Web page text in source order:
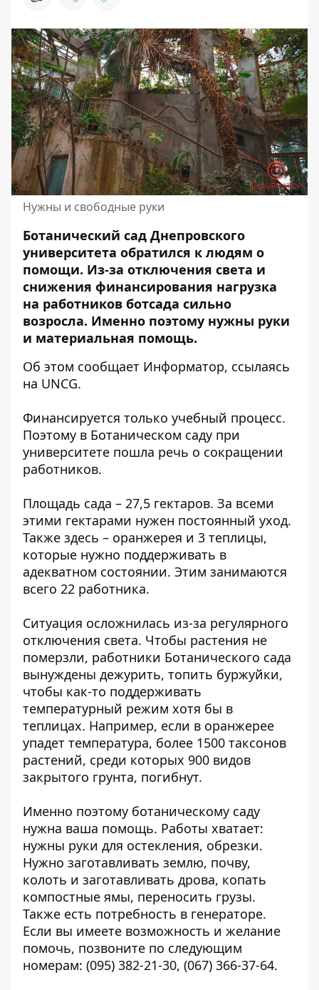
Нужны и свободные руки
Ботанический сад Днепровского
университета обратился к людям о
помощи. Из-за отключения света и
снижения финансирования нагрузка
на работников ботсада сильно
возросла. Именно поэтому нужны руки
и материальная помощь.
Об этом сообщает Информатор, ссылаясь
на UNCG.
Финансируется только учебный процесс.
Поэтому в Ботаническом саду при
университете пошла речь о сокращении
работников.
Площадь сада – 27,5 гектаров. За всеми
этими гектарами нужен постоянный уход.
Также здесь – оранжерея и 3 теплицы,
которые нужно поддерживать в
адекватном состоянии. Этим занимаются
всего 22 работника.
Ситуация осложнилась из-за регулярного
отключения света. Чтобы растения не
померзли, работники Ботанического сада
вынуждены дежурить, топить буржуйки,
чтобы как-то поддерживать
температурный режим хотя бы в
теплицах. Например, если в оранжерее
упадет температура, более 1500 таксонов
растений, среди которых 900 видов
закрытого грунта, погибнут.
Именно поэтому ботаническому саду
нужна ваша помощь. Работы хватает:
нужны руки для остекления, обрезки.
Нужно заготавливать землю, почву,
колоть и заготавливать дрова, копать
компостные ямы, переносить грузы.
Также есть потребность в генераторе.
Если вы имеете возможность и желание
помочь, позвоните по следующим
номерам: (095) 382-21-30, (067) 366-37-64.